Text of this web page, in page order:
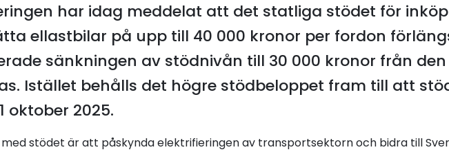
har idag meddelat att det statliga stödet för
ellastbilar på upp till 40 000 kronor per fordon
sänkningen av stödnivån till 30 000 kronor från den
Istället behålls det högre stödbeloppet fram till att
oktober 2025.
stödet är att påskynda elektrifieringen av transportsektorn och bidra till